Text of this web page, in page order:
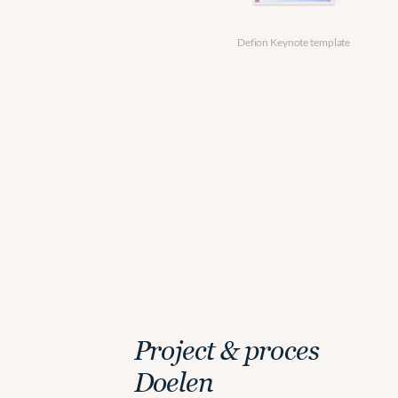
Defion Keynote template
Project & proces
Doelen